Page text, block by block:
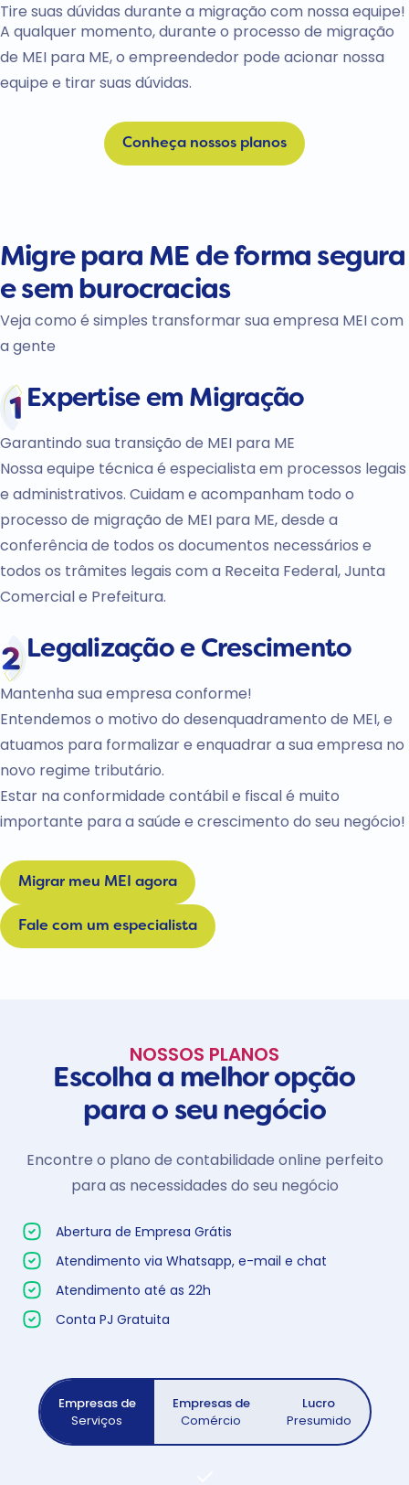
Tire suas dúvidas durante a migração com nossa equipe!
A qualquer momento, durante o processo de migração
de MEI para ME, o empreendedor pode acionar nossa
equipe e tirar suas dúvidas.
Conheça nossos planos
Migrepara ME de forma segura
e sem burocracias
Veja como é simples transformar sua empresa MEI com
a gente
Expertise em Migração
Garantindo sua transição de MEI para ME
Nossa equipe técnica é especialista em processos legais
e administrativos. Cuidam e acompanham todo o
processo de migração de MEI para ME, desde a
conferência de todos os documentos necessários e
todos os trâmites legais com a Receita Federal, Junta
Comercial e Prefeitura.
Legalização e Crescimento
Mantenha sua empresa conforme!
Entendemos o motivo do desenquadramento de MEI, e
atuamos para formalizar e enquadrar a sua empresa no
novo regime tributário.
Estar na conformidade contábil e fiscal é muito
importante para a saúde e crescimento do seu negócio!
Migrar meu MEI agora
Fale com um especialista
NOSSOS PLANOS
Escolha a melhor opção
para o seu negócio
Encontre o plano de contabilidade online perfeito
para as necessidades do seu negócio
Abertura de Empresa Grátis
Atendimento via Whatsapp, e-mail e chat
Atendimento até as 22h
Conta PJ Gratuita
Empresas de
Serviços
Empresas de
Comércio
Lucro
Presumido